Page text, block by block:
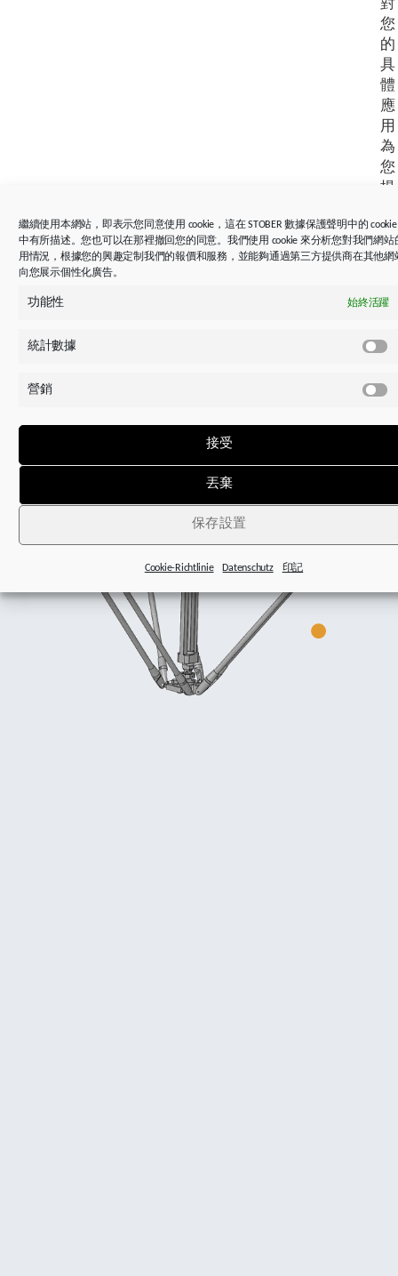
繼續使用本網站，即表示您同意使用 cookie，這在 STOBER 數據保護聲明中的
中有所描述。您也可以在那裡撤回您的同意。我們使用 cookie 來分析您對我們網站
用情況，根據您的興趣定制我們的報價和服務，並能夠通過第三方提供商在其他網
向您展示個性化廣告。
功能性 始終活躍
統計數據
營銷
接受
丟棄
保存設置
Cookie-Richtlinie Datenschutz 印記
對
您
的
具
體
應
用
為
您
提
支
援